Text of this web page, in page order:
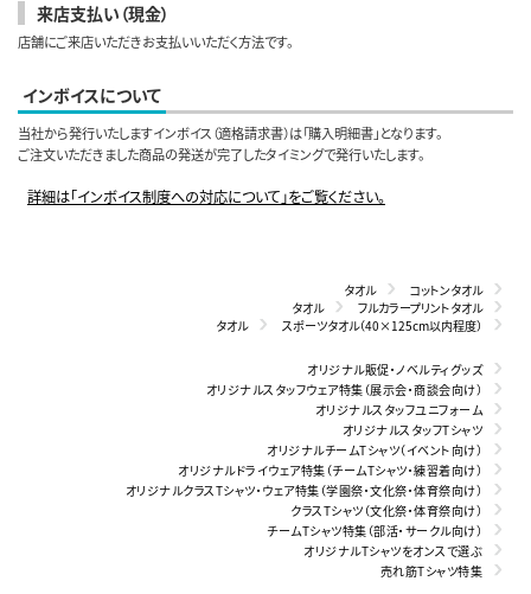
来店支払い（現金）
店舗にご来店いただきお支払いいただく方法です。
インボイスについて
当社から発行いたしますインボイス（適格請求書）は「購入明細書」となります。
ご注文いただきました商品の発送が完了したタイミングで発行いたします。
詳細は「インボイス制度への対応について」をご覧ください。
タオル
コットンタオル
タオル
フルカラープリントタオル
タオル
スポーツタオル（40×125cm以内程度）
オリジナル販促・ノベルティグッズ
オリジナルスタッフウェア特集（展示会・商談会向け）
オリジナルスタッフユニフォーム
オリジナルスタッフTシャツ
オリジナルチームTシャツ（イベント向け）
オリジナルドライウェア特集（チームTシャツ・練習着向け）
オリジナルクラスTシャツ・ウェア特集（学園祭・文化祭・体育祭向け）
クラスTシャツ（文化祭・体育祭向け）
チームTシャツ特集（部活・サークル向け）
オリジナルTシャツをオンスで選ぶ
売れ筋Tシャツ特集